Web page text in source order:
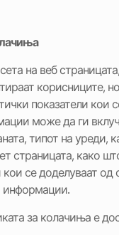
на веб
корисниците,
показатели кои
може да ги
типот на уреди,
страницата, како
се доделуваат од
информации.
за колачиња е